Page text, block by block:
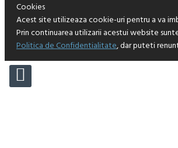
Cookies
Acest site utilizeaza cookie-uri pentru a va
Prin continuarea utilizarii acestui website
Politica de Confidentialitate, dar puteti